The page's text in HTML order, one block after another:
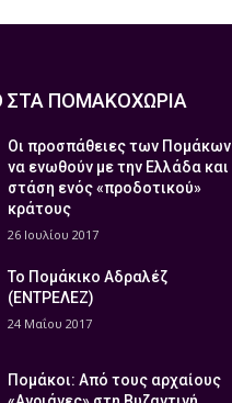
ΣΤΑ ΠΟΜΑΚΟΧΩΡΙΑ
Οι προσπάθειες των Πομάκων
να ενωθούν με την Ελλάδα και
στάση ενός «προδοτικού»
κράτους
26 Ιουλίου 2017
Το Πομάκικο Αδραλέζ
(ΕΝΤΡΕΛΕΖ)
24 Μαΐου 2017
Πομάκοι: Από τους αρχαίους